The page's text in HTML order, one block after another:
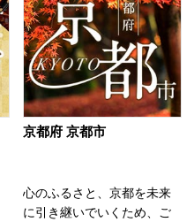
京都府 京都市
心のふるさと、京都を未来
に引き継いでいくため、ご